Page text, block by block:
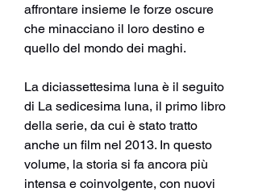
affrontare insieme le forze oscure
che minacciano il loro destino e
quello del mondo dei maghi.
La diciassettesima luna è il seguito
di La sedicesima luna, il primo libro
della serie, da cui è stato tratto
anche un film nel 2013. In questo
volume, la storia si fa ancora più
intensa e coinvolgente, con nuovi